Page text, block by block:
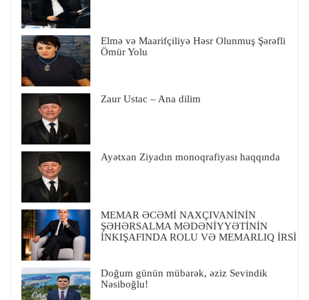
Elmə və Maarifçiliyə Həsr Olunmuş Şərəfli
Ömür Yolu
Zaur Ustac – Ana dilim
Ayətxan Ziyadın monoqrafiyası haqqında
MEMAR ƏCƏMİ NAXÇIVANİNİN
ŞƏHƏRSALMA MƏDƏNİYYƏTİNİN
İNKIŞAFINDA ROLU VƏ MEMARLIQ İRSİ
Doğum günün mübarək, əziz Sevindik
Nəsiboğlu!